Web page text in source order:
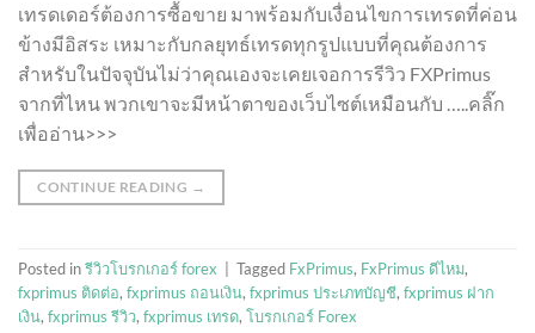
เทรดเดอร์ต้องการซื้อขาย มาพร้อมกับเงื่อนไขการเทรดที่ค่อน
ข้างมีอิสระ เหมาะกับกลยุทธ์เทรดทุกรูปแบบที่คุณต้องการ
สำหรับในปัจจุบันไม่ว่าคุณเองจะเคยเจอการรีวิว FXPrimus
จากที่ไหน พวกเขาจะมีหน้าตาของเว็บไซต์เหมือนกับ …..คลิ๊ก
เพื่ออ่าน>>>
CONTINUE READING →
Posted inรีวิวโบรกเกอร์ forex Tagged FxPrimus, FxPrimus ดีไหม,
fxprimus ติดต่อ, fxprimus ถอนเงิน, fxprimus ประเภทบัญชี, fxprimus ฝาก
เงิน, fxprimus รีวิว, fxprimus เทรด, โบรกเกอร์ Forex